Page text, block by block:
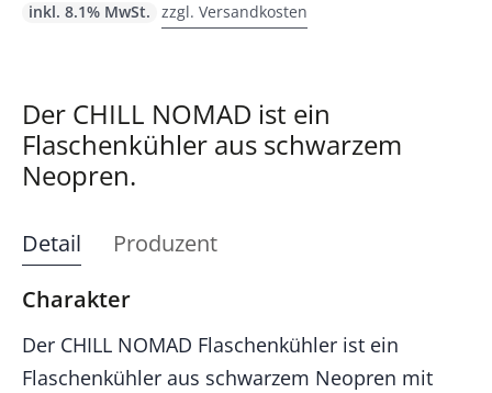
inkl. 8.1% MwSt. zzgl. Versandkosten
Der CHILL NOMAD ist ein
Flaschenkühler aus schwarzem
Neopren.
Detail
Produzent
Charakter
Der CHILL NOMAD Flaschenkühler ist ein
Flaschenkühler aus schwarzem Neopren mit